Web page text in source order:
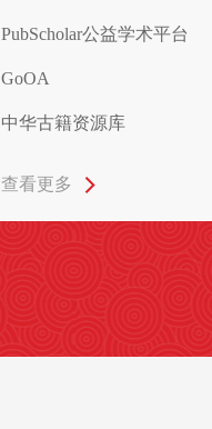
PubScholar公益学术平台
GoOA
中华古籍资源库
查看更多